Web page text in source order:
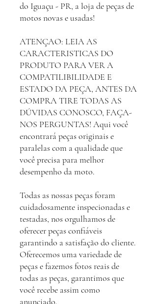
do Iguaçu - PR, a loja de peças de
motos novas e usadas!
ATENÇAO: LEIA AS
CARACTERISTICAS DO
PRODUTO PARA VER A
COMPATILIBILIDADE E
ESTADO DA PEÇA, ANTES DA
COMPRA TIRE TODAS AS
DÚVIDAS CONOSCO, FAÇA-
NOS PERGUNTAS! Aqui você
encontrará peças originais e
paralelas com a qualidade que
você precisa para melhor
desempenho da moto.
Todas as nossas peças foram
cuidadosamente inspecionadas e
testadas, nos orgulhamos de
oferecer peças confiáveis
garantindo a satisfação do cliente.
Oferecemos uma variedade de
peças e fazemos fotos reais de
todas as peças, garantimos que
você recebe assim como
anunciado.